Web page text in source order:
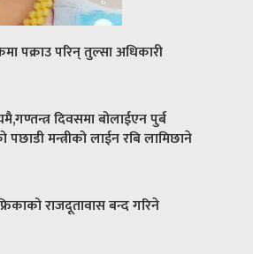
पक्राउ परिन् तुल्सा अधिकारी
दिवसमा बोलाईएन पुर्ब
पछाडी मन्त्रीको लाईन रबि लामिछाने
राजदूतावास बन्द गरिने